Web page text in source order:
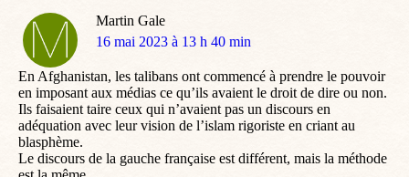
Martin Gale
dit
16 mai 2023 à 13 h 40 min
En Afghanistan, les talibans ont commencé à prendre le pouvoir
en imposant aux médias ce qu’ils avaient le droit de dire ou non.
Ils faisaient taire ceux qui n’avaient pas un discours en
adéquation avec leur vision de l’islam rigoriste en criant au
blasphème.
Le discours de la gauche française est différent, mais la méthode